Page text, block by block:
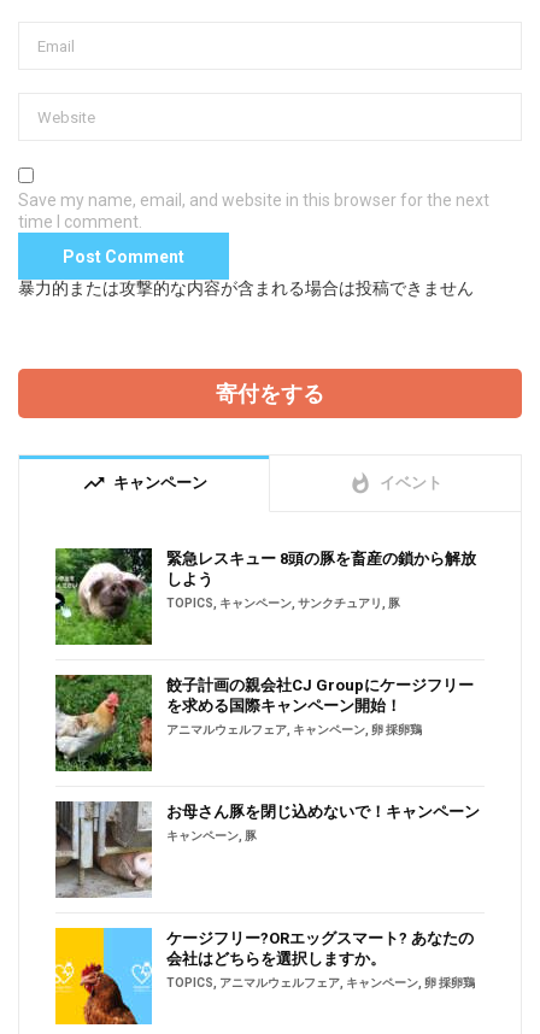
Save my name, email, and website in this browser for the next
time I comment.
暴力的または攻撃的な内容が含まれる場合は投稿できません
寄付をする
trending_up キャンペーン whatshot イベント
緊急レスキュー 8頭の豚を畜産の鎖から解放
しよう
TOPICS キャンペーン サンクチュアリ 豚
餃子計画の親会社CJ Groupにケージフリー
を求める国際キャンペーン開始！
アニマルウェルフェア キャンペーン 卵 採卵鶏
お母さん豚を閉じ込めないで！キャンペーン
キャンペーン 豚
ケージフリー?ORエッグスマート? あなたの
会社はどちらを選択しますか。
TOPICS アニマルウェルフェア キャンペーン 卵 採卵鶏